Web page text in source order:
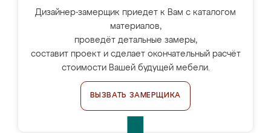
Дизайнер-замерщик приедет к Вам с каталогом
материалов,
проведёт детальные замеры,
составит проект и сделает окончательный расчёт
стоимости Вашей будущей мебели.
ВЫЗВАТЬ ЗАМЕРЩИКА